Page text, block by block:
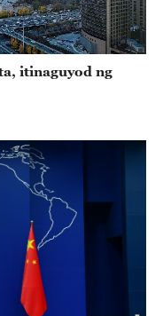
itinaguyod ng